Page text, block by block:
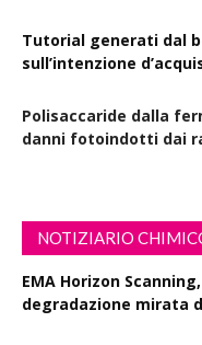
Tutorial generati dal
sull’intenzione
Polisaccaride dalla
danni fotoindotti dai
NOTIZIARIO
EMA Horizon
degradazione mirata